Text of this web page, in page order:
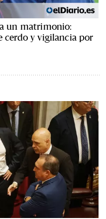
un matrimonio:
cerdo y vigilancia por